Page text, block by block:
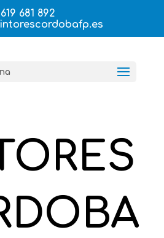
619 681 892